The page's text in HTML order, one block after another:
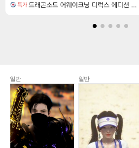
특가 드래곤소드 어웨이크닝 디럭스 에디션 DragonSword Awakening Deluxe Edition
일반 일반